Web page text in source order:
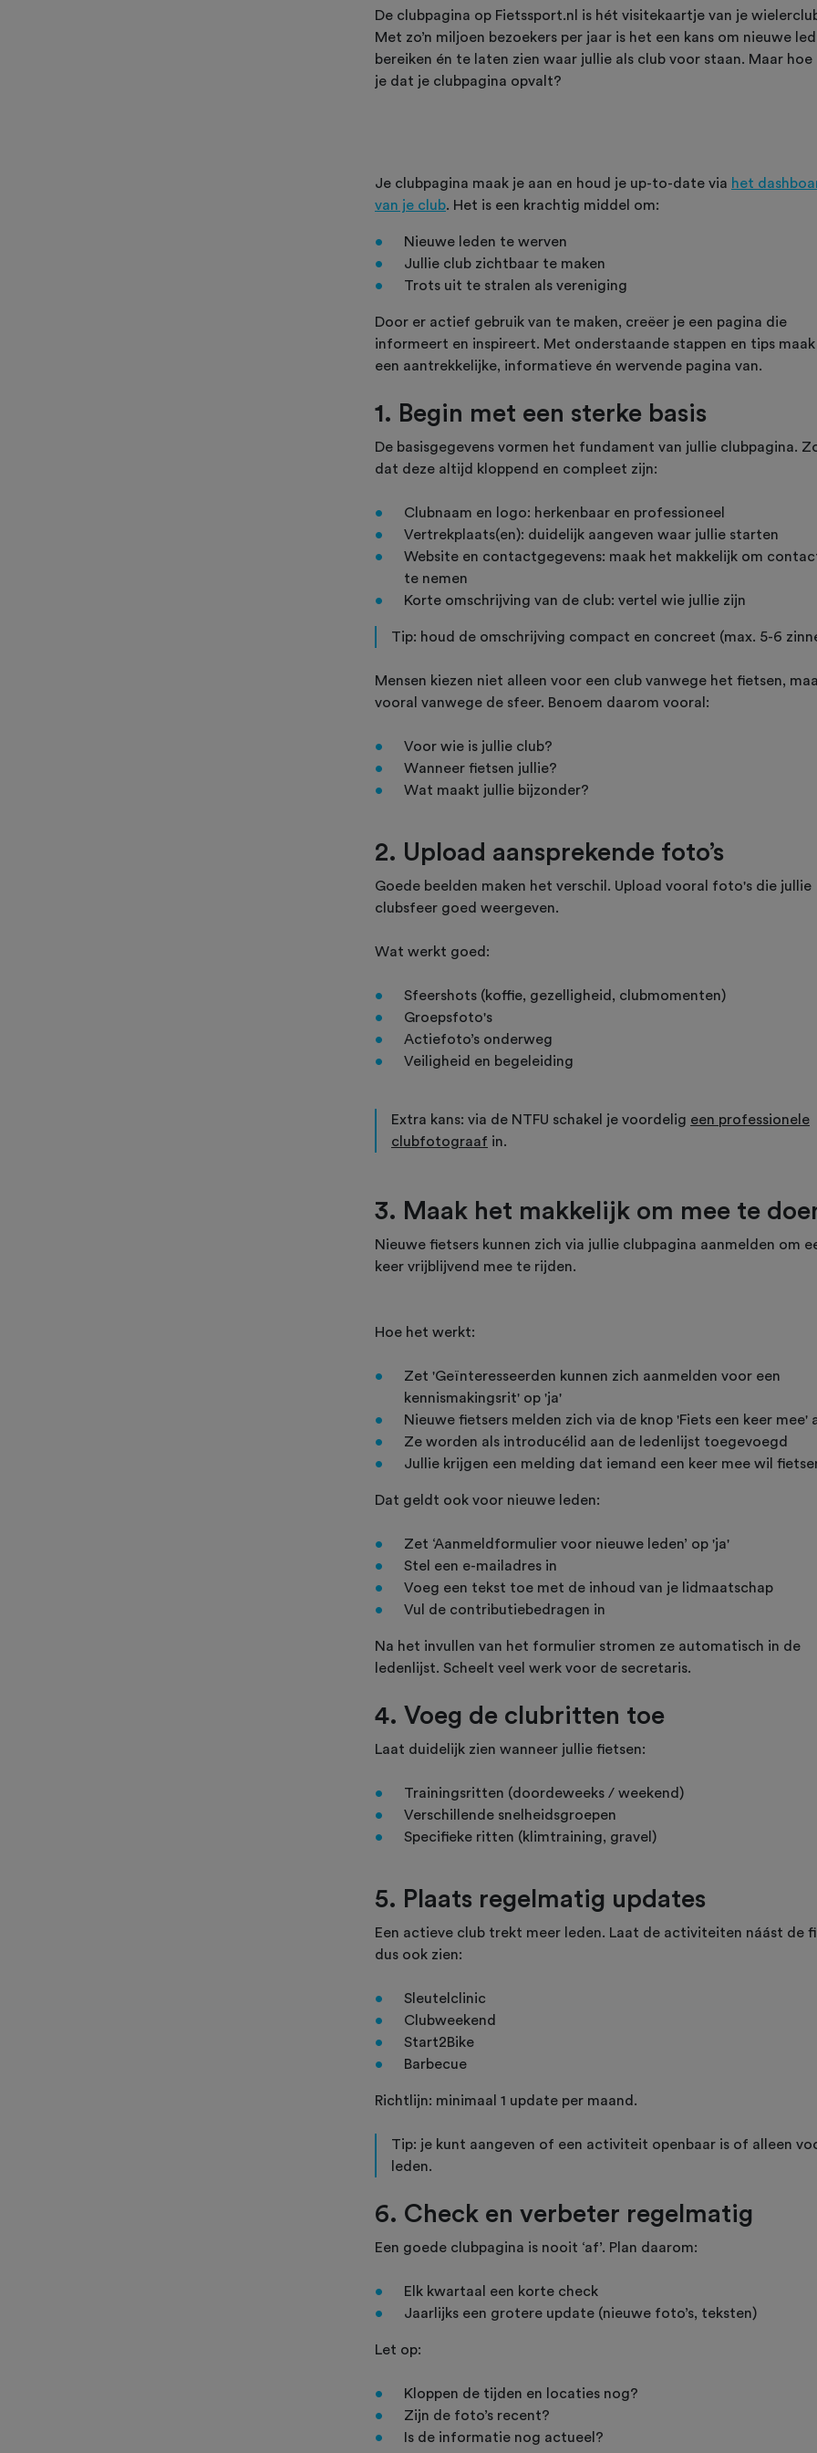
De clubpagina op Fietssport.nl is hét visitekaartje van je
Met zo’n miljoen bezoekers per jaar is het een kans om nieuwe
bereiken én te laten zien waar jullie als club voor staan. Maar hoe
je dat je clubpagina opvalt?
Je clubpagina maak je aan en houd je up-to-date via het
van je club. Het is een krachtig middel om:
Nieuwe leden te werven
Jullie club zichtbaar te maken
Trots uit te stralen als vereniging
Door er actief gebruik van te maken, creëer je een pagina die
informeert en inspireert. Met onderstaande stappen en tips maak
een aantrekkelijke, informatieve én wervende pagina van.
1. Begin met een sterke basis
De basisgegevens vormen het fundament van jullie clubpagina.
dat deze altijd kloppend en compleet zijn:
Clubnaam en logo: herkenbaar en professioneel
Vertrekplaats(en): duidelijk aangeven waar jullie starten
Website en contactgegevens: maak het makkelijk om
te nemen
Korte omschrijving van de club: vertel wie jullie zijn
Tip: houd de omschrijving compact en concreet (max. 5-6
Mensen kiezen niet alleen voor een club vanwege het fietsen,
vooral vanwege de sfeer. Benoem daarom vooral:
Voor wie is jullie club?
Wanneer fietsen jullie?
Wat maakt jullie bijzonder?
2. Upload aansprekende foto’s
Goede beelden maken het verschil. Upload vooral foto's die jullie
clubsfeer goed weergeven.
Wat werkt goed:
Sfeershots (koffie, gezelligheid, clubmomenten)
Groepsfoto's
Actiefoto’s onderweg
Veiligheid en begeleiding
Extra kans: via de NTFU schakel je voordelig een professionele
clubfotograaf in.
3. Maak het makkelijk om mee te
Nieuwe fietsers kunnen zich via jullie clubpagina aanmelden om
keer vrijblijvend mee te rijden.
Hoe het werkt:
Zet 'Geïnteresseerden kunnen zich aanmelden voor een
kennismakingsrit' op 'ja'
Nieuwe fietsers melden zich via de knop 'Fiets een keer mee'
Ze worden als introducélid aan de ledenlijst toegevoegd
Jullie krijgen een melding dat iemand een keer mee wil
Dat geldt ook voor nieuwe leden:
Zet ‘Aanmeldformulier voor nieuwe leden’ op 'ja'
Stel een e-mailadres in
Voeg een tekst toe met de inhoud van je lidmaatschap
Vul de contributiebedragen in
Na het invullen van het formulier stromen ze automatisch in de
ledenlijst. Scheelt veel werk voor de secretaris.
4. Voeg de clubritten toe
Laat duidelijk zien wanneer jullie fietsen:
Trainingsritten (doordeweeks / weekend)
Verschillende snelheidsgroepen
Specifieke ritten (klimtraining, gravel)
5. Plaats regelmatig updates
Een actieve club trekt meer leden. Laat de activiteiten náást de
dus ook zien:
Sleutelclinic
Clubweekend
Start2Bike
Barbecue
Richtlijn: minimaal 1 update per maand.
Tip: je kunt aangeven of een activiteit openbaar is of alleen
leden.
6. Check en verbeter regelmatig
Een goede clubpagina is nooit ‘af’. Plan daarom:
Elk kwartaal een korte check
Jaarlijks een grotere update (nieuwe foto’s, teksten)
Let op:
Kloppen de tijden en locaties nog?
Zijn de foto’s recent?
Is de informatie nog actueel?